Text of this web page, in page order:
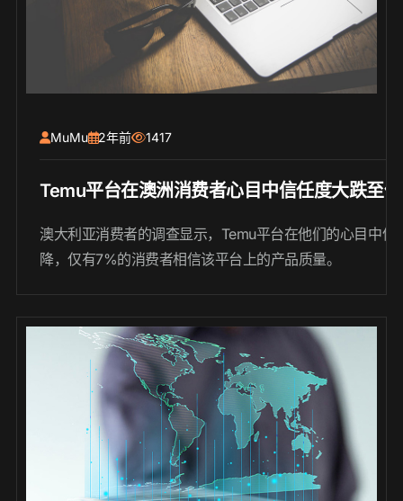
MuMu 2年前 1417
Temu平台在澳洲消费者心目中信任度大跌至
澳大利亚消费者的调查显示，Temu平台在他们的心目中信
降，仅有7%的消费者相信该平台上的产品质量。